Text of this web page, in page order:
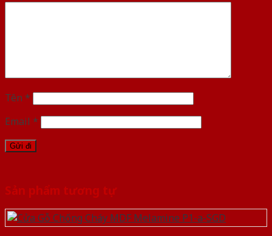
Tên *
Email *
Sản phẩm tương tự